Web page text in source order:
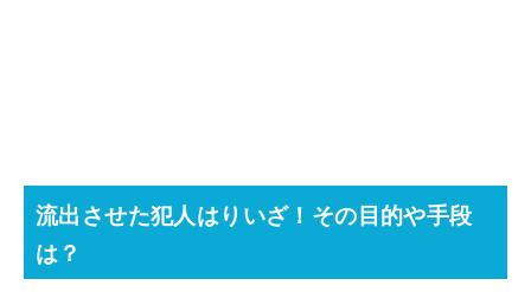
流出させた犯人はりいざ！その目的や手段
は？